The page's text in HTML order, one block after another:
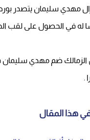
مهدي سليمان يتصدر
له في الحصول على لقب
الزمالك ضم مهدي سليمان
.
في هذا المقال